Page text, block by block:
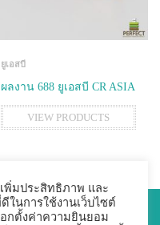
ยูเอสบี
ผลงาน 688 ยูเอสบี CR ASIA
VIEW PRODUCTS
All Rights Reserved.
พิ่มประสิทธิภาพ และ
ในการใช้งานเว็บไซต์
กตั้งค่าความยินยอม